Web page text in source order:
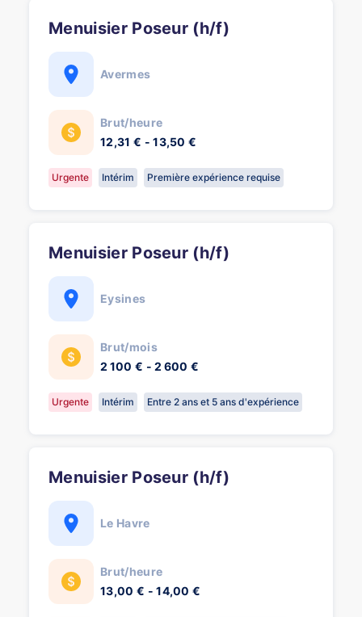
Menuisier Poseur (h/f)
Avermes
Brut/heure
12,31 € - 13,50 €
Urgente Intérim Première expérience requise
Menuisier Poseur (h/f)
Eysines
Brut/mois
2 100 € - 2 600 €
Urgente Intérim Entre 2 ans et 5 ans d'expérience
Menuisier Poseur (h/f)
Le Havre
Brut/heure
13,00 € - 14,00 €